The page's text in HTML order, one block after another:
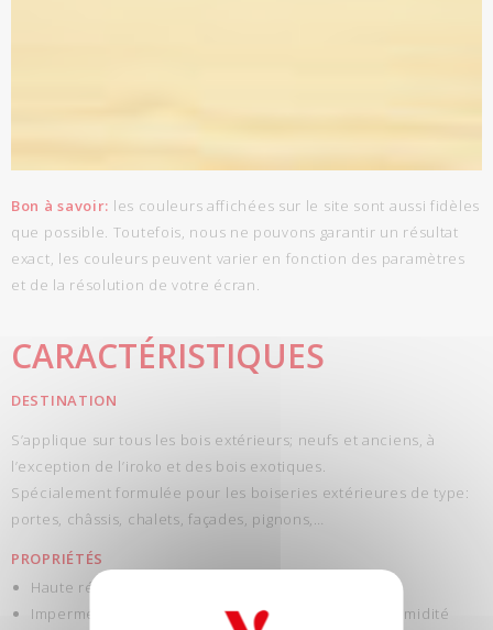
Bon à savoir: les couleurs affichées sur le site sont aussi fidèles
que possible. Toutefois, nous ne pouvons garantir un résultat
exact, les couleurs peuvent varier en fonction des paramètres
et de la résolution de votre écran.
CARACTÉRISTIQUES
DESTINATION
S’applique sur tous les bois extérieurs; neufs et anciens, à
l’exception de l’iroko et des bois exotiques.
Spécialement formulée pour les boiseries extérieures de type:
portes, châssis, chalets, façades, pignons,…
PROPRIÉTÉS
Haute résistance aux intempéries
Imperméable: protège le bois contre la pluie et l’humidité